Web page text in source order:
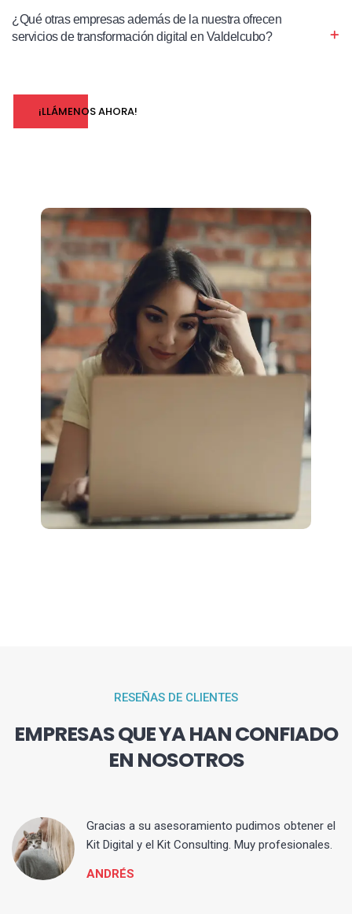
¿Qué otras empresas además de la nuestra ofrecen
servicios de transformación digital en Valdelcubo?
¡LLÁMENOS AHORA!
RESEÑAS DE CLIENTES
EMPRESAS QUE YA HAN CONFIADO
EN NOSOTROS
Gracias a su asesoramiento pudimos obtener el
Kit Digital y el Kit Consulting. Muy profesionales.
ANDRÉS